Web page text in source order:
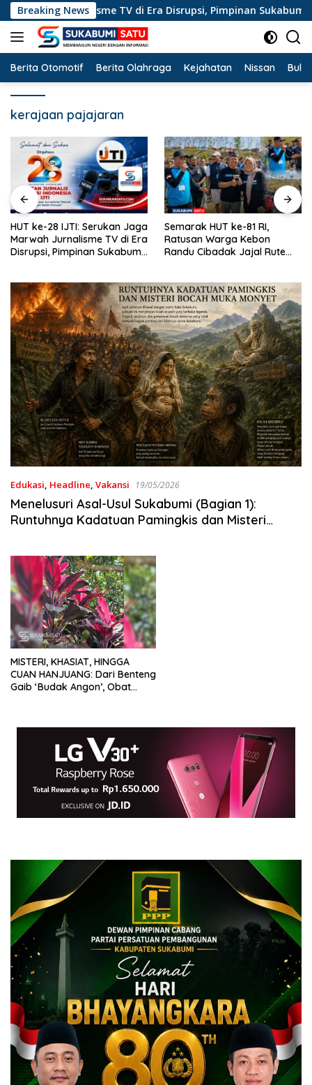
Langsung
ke
konten
Breaking News
Jurnalisme TV di Era Disrupsi, Pimpinan Sukabumi Satu
Berita Otomotif Berita Olahraga Kejahatan Nissan
kerajaan pajajaran
Semarak HUT ke-81 RI,
Ratusan Warga Kebon
Randu Cibadak Jajal Rute
Diduga Rem Blong, Truk Colt
Diesel Terperosok di Jalur
Tikungan Cikidang Sukabumi
Edukasi, Headline, Vakansi 19/05/2026
Menelusuri Asal-Usul Sukabumi (Bagian 1):
Runtuhnya Kadatuan Pamingkis dan Misteri
MISTERI, KHASIAT, HINGGA
CUAN HANJUANG: Dari Benteng
Gaib ‘Budak Angon’, Obat